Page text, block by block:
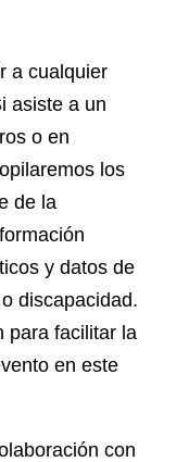
a cualquier
asiste a un
o en
los
de la
y datos de
discapacidad.
para facilitar la
en este
con